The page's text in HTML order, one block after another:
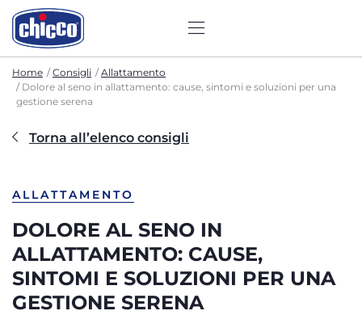
Home Consigli
Allattamento
Dolore al seno in allattamento: cause, sintomi e soluzioni per una
gestione serena
Torna all’elenco consigli
ALLATTAMENTO
DOLORE AL SENO IN
ALLATTAMENTO: CAUSE,
SINTOMI E SOLUZIONI PER UNA
GESTIONE SERENA